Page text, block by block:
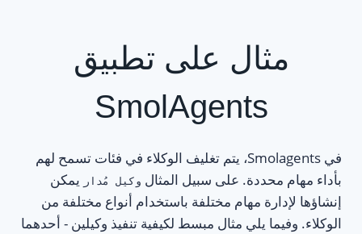
مثال على تطبيق
SmolAgents
في Smolagents، يتم تغليف الوكلاء في فئات تسمح لهم
بأداء مهام محددة. على سبيل المثال وكيل مُدار
يمكن
إنشاؤها لإدارة مهام مختلفة باستخدام أنواع مختلفة من
الوكلاء. وفيما يلي مثال مبسط لكيفية تنفيذ وكيلين - أحدهما